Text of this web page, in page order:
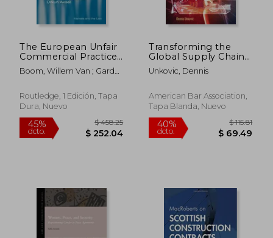
45% $ 1,324.86
$ 728.67
40%
The European Unfair
Commercial Practices
Directive: Impact,
Enforcement
National Legal
Systems (en Inglés)
Boom, Willem Van ; Garde,
Routledge, 1 Edición, Tapa
Dura, Nuevo
Transforming the
Global Supply Chain:
Cyber Warfare,
Technology, and
Unkovic, Dennis
American Bar Association,
Tapa Blanda, Nuevo